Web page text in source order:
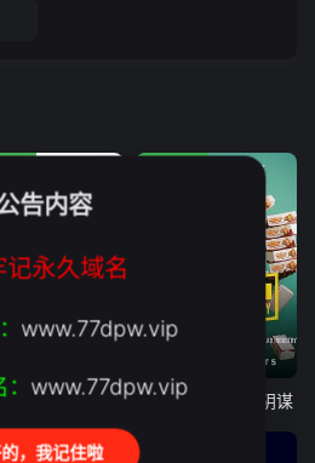
Trustor丑闻：瑞典金融案内幕 鸡肉帝国：快餐阴谋
告内容
记永久域名
www.77dpw.vip
www.77dpw.vip
，我记住啦